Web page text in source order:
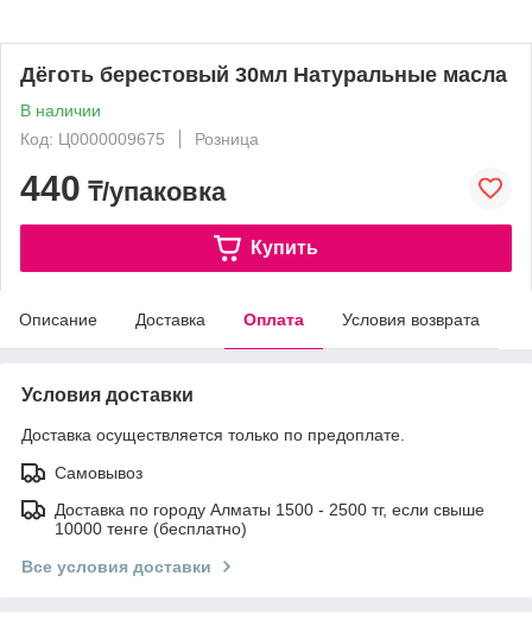
Дёготь берестовый 30мл Натуральные масла
В наличии
Код: Ц0000009675
Розница
440 ₸/упаковка
Купить
Описание Доставка Оплата Условия возврата
Условия доставки
Доставка осуществляется только по предоплате.
Самовывоз
Доставка по городу Алматы 1500 - 2500 тг, если свыше
10000 тенге (бесплатно)
Все условия доставки